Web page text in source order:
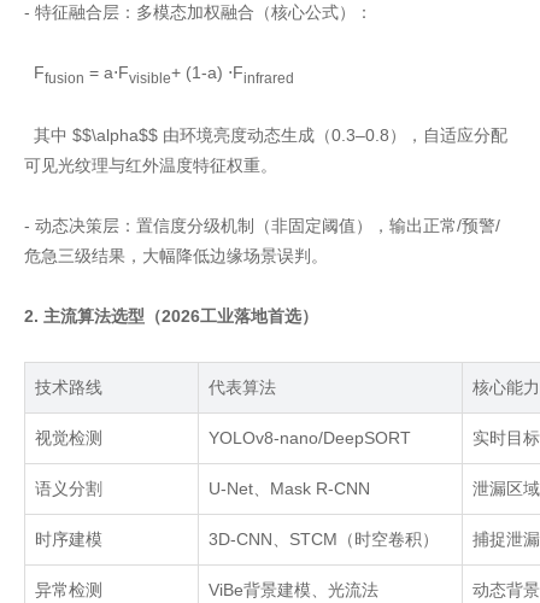
- 特征融合层：多模态加权融合（核心公式）：
Ffusion = a⋅Fvisible+ (1-a) ⋅Finfrared
其中 $$\alpha$$ 由环境亮度动态生成（0.3–0.8），自适应分配
可见光纹理与红外温度特征权重。
- 动态决策层：置信度分级机制（非固定阈值），输出正常/预警/
危急三级结果，大幅降低边缘场景误判。
2. 主流算法选型（2026工业落地首选）
技术路线 代表算法 核心能力
视觉检测 YOLOv8-nano/DeepSORT 实时目
语义分割 U-Net Mask R-CNN 泄漏区
时序建模 3D-CNN STCM （时空卷积） 捕捉泄
异常检测 ViBe背景建模、光流法 动态背